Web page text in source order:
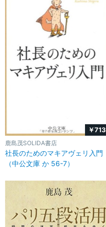
￥713
鹿島茂SOLIDA書店
社長のためのマキアヴェリ入門
（中公文庫 か 56-7）